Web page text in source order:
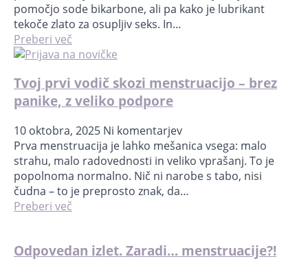
pomočjo sode bikarbone, ali pa kako je lubrikant
tekoče zlato za osupljiv seks. In…
Preberi več
Tvoj prvi vodič skozi menstruacijo – brez
panike, z veliko podpore
10 oktobra, 2025 Ni komentarjev
Prva menstruacija je lahko mešanica vsega: malo
strahu, malo radovednosti in veliko vprašanj. To je
popolnoma normalno. Nič ni narobe s tabo, nisi
čudna – to je preprosto znak, da…
Preberi več
Odpovedan izlet. Zaradi… menstruacije?!